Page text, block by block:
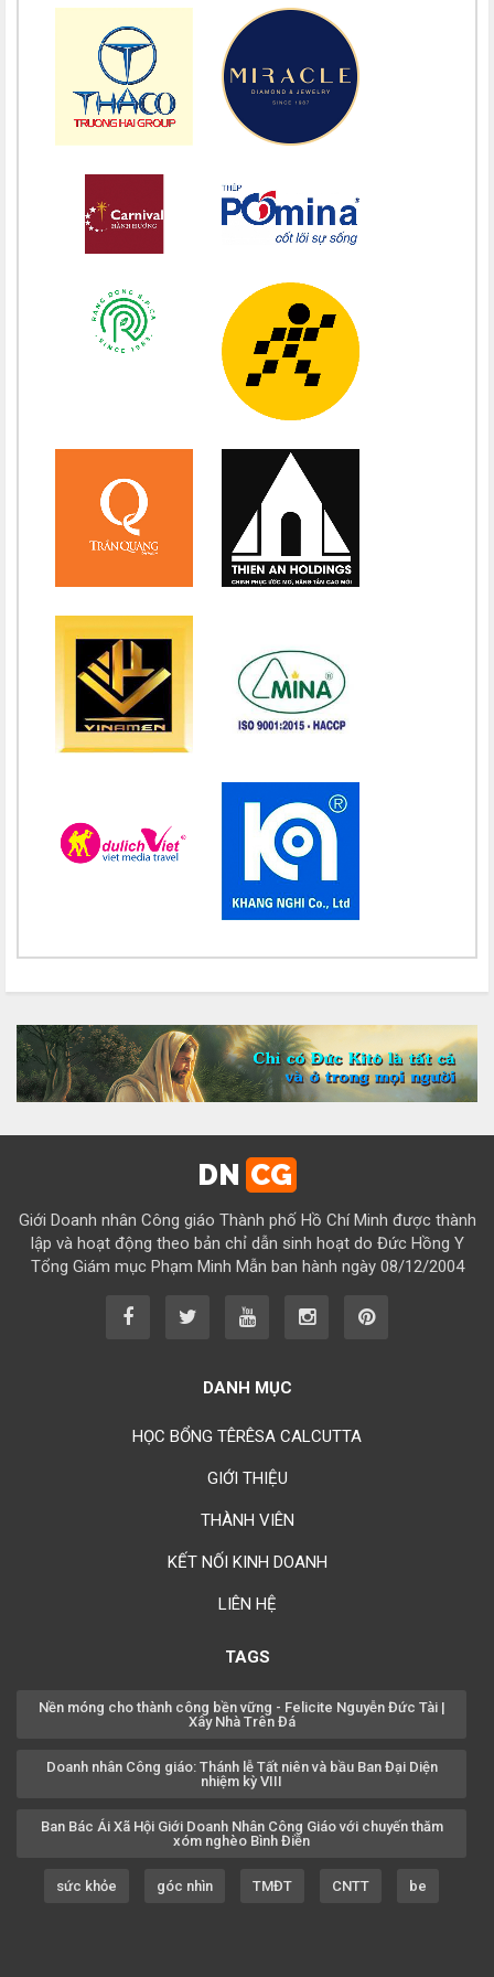
Chúc mừng bổn mạng Maria Vũ Thị Hoài Trang 15/08
Chúc mừng bổn mạng Maria Ngô Thị Thu 15/08
Chúc mừng bổn mạng Chị Maria Trương Thị Thanh Xuân 15/08
Chúc mừng bổn mạng Maria Đỗ Vy Hạ 15/08
Chúc mừng bổn mạng Maria Nguyễn Thị Trung Thu 15/08
Chúc mừng bổn mạng Maria Nguyễn Ngọc Anh 15/08
Chúc mừng bổn mạng Chị Maria Nguyễn Thị Diệu Phương 15/08
Chúc mừng bổn mạng Chị Maria Nguyễn Thị Bích Thuận 15/08
Chúc mừng bổn mạng Chị Maria Đặng Thị Lan Hương 15/08
Chúc mừng bổn mạng Chị Maria Nguyễn Nhiệm Mầu 15/08
Chúc mừng bổn mạng Chị Maria Nguyễn Mỹ Quỳnh Loan 15/08
Chúc mừng bổn mạng Chị Maria Vũ Thị Hà 15/08
Chúc mừng bổn mạng Chị Maria Nguyễn Thị Thành 15/08
Chúc mừng bổn mạng Chị Maria Lai Thị Lan Anh 15/08
Chúc mừng bổn mạng Chị Maria Nguyễn Thị Thuận 15/08
Chúc mừng bổn mạng Chị Maria Đỗ Thị Nguyệt 15/08
Chúc mừng bổn mạng Chị Maria Trần Thị Công Anh 15/08
Chúc mừng bổn mạng Chị Maria Đỗ Thị Tâm 15/08
Chúc mừng bổn mạng Chị Maria Lương Thị Hồng 15/08
Chúc mừng bổn mạng Chị Maria Ngô Thị Yến 15/08
Chúc mừng bổn mạng Chị Maria Vũ Thị Cộng Hòa 15/08
Chúc mừng bổn mạng Chị Maria Nguyễn Tuấn Đông Quân 15/08
Chúc mừng bổn mạng Chị Maria Lâm Thanh Trúc 15/08
Chúc mừng bổn mạng Chị Maria Từ Ngọc Phụng 15/08
Chúc mừng bổn mạng Chị Rosa Nguyễn Mến Quý 23/08
DN CG
Giới Doanh nhân Công giáo Thành phố Hồ Chí Minh được thành
lập và hoạt động theo bản chỉ dẫn sinh hoạt do Đức Hồng Y
Tổng Giám mục Phạm Minh Mẫn ban hành ngày 08/12/2004
DANH MỤC
HỌC BỔNG TÊRÊSA CALCUTTA
GIỚI THIỆU
THÀNH VIÊN
KẾT NỐI KINH DOANH
LIÊN HỆ
TAGS
Nền móng cho thành công bền vững - Felicite Nguyễn Đức Tài |
Xây Nhà Trên Đá
Doanh nhân Công giáo: Thánh lễ Tất niên và bầu Ban Đại Diện
nhiệm kỳ VIII
Ban Bác Ái Xã Hội Giới Doanh Nhân Công Giáo với chuyến thăm
xóm nghèo Bình Điền
sức khỏe góc nhìn TMĐT CNTT be